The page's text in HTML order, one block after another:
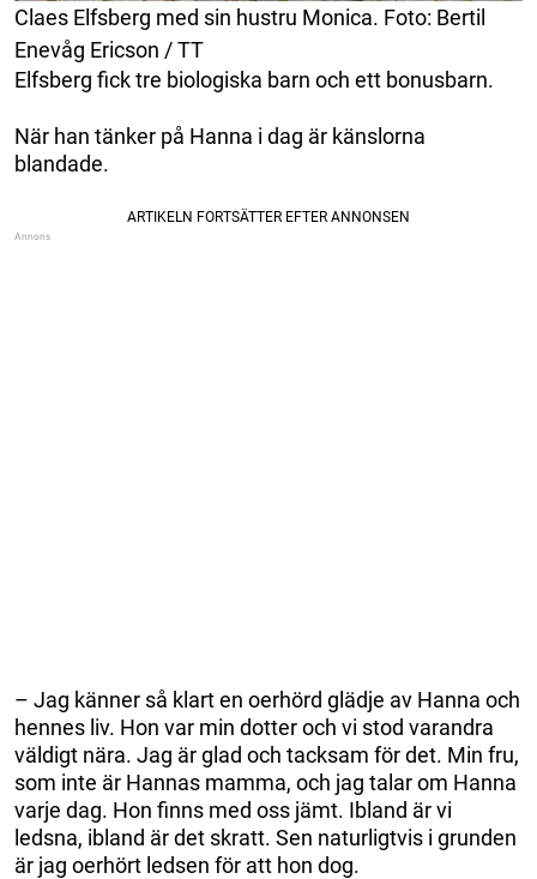
Claes Elfsberg med sin hustru Monica. Foto: Bertil
Enevåg Ericson / TT
Elfsberg fick tre biologiska barn och ett bonusbarn.
När han tänker på Hanna i dag är känslorna
blandade.
– Jag känner så klart en oerhörd glädje av Hanna och
hennes liv. Hon var min dotter och vi stod varandra
väldigt nära. Jag är glad och tacksam för det. Min fru,
som inte är Hannas mamma, och jag talar om Hanna
varje dag. Hon finns med oss jämt. Ibland är vi
ledsna, ibland är det skratt. Sen naturligtvis i grunden
är jag oerhört ledsen för att hon dog.